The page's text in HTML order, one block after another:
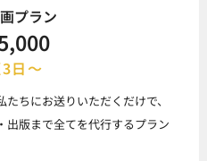
プラン
日～
ちにお送りいただくだけで、
出版まで全てを代行するプラン